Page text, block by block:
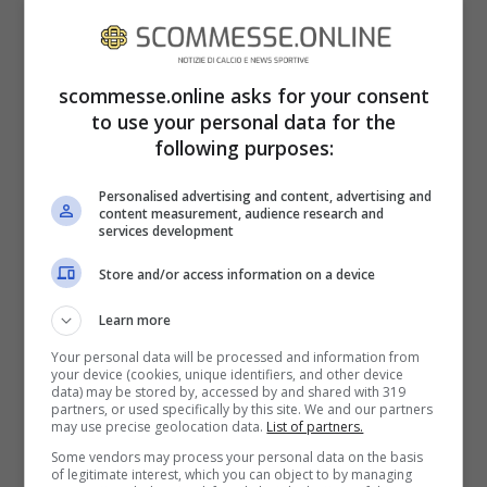
Ecco l’immagine… e via al tempo!
test: chi è fidanzato?
scommesse.online asks for your consent
to use your personal data for the
following purposes:
Personalised advertising and content, advertising and
content measurement, audience research and
services development
Store and/or access information on a device
Learn more
Your personal data will be processed and information from
your device (cookies, unique identifiers, and other device
data) may be stored by, accessed by and shared with 319
partners, or used specifically by this site. We and our partners
may use precise geolocation data. List of partners.
Some vendors may process your personal data on the basis
of legitimate interest, which you can object to by managing